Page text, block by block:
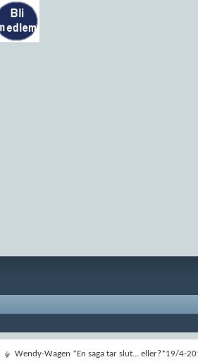
Wendy-Wagen *En saga tar slut... eller?*19/4-